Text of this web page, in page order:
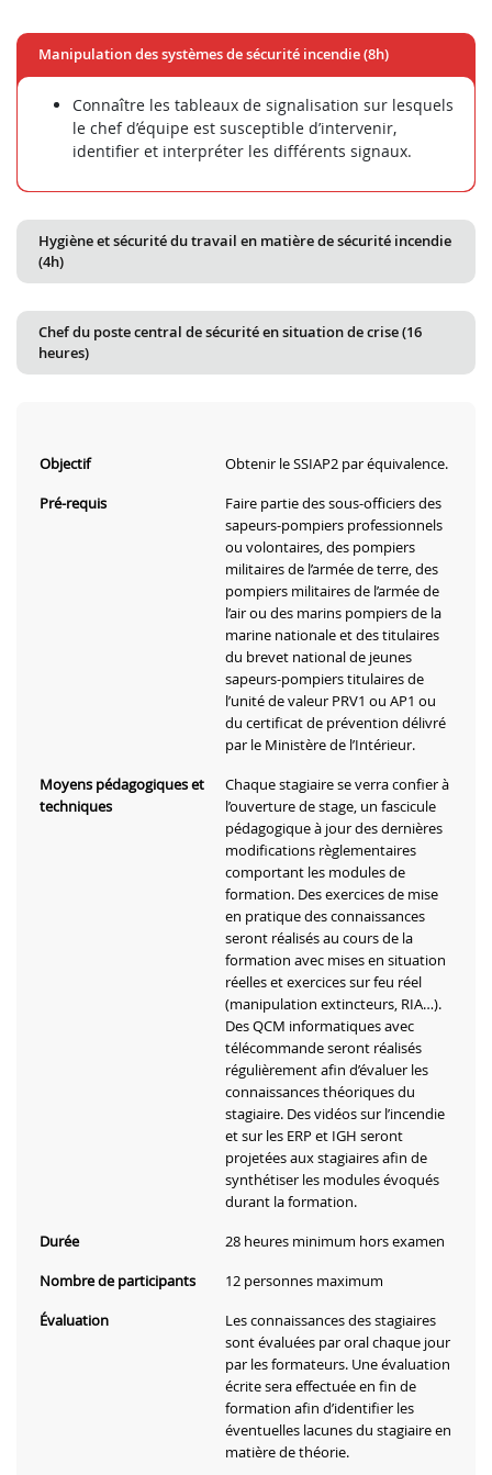
Manipulation des systèmes de sécurité incendie (8h)
Connaître les tableaux de signalisation sur lesquels
le chef d’équipe est susceptible d’intervenir,
identifier et interpréter les différents signaux.
Hygiène et sécurité du travail en matière de sécurité incendie
(4h)
Chef du poste central de sécurité en situation de crise (16
heures)
Objectif
Obtenir le SSIAP2 par équivalence.
Pré-requis
Faire partie des sous-officiers des
sapeurs-pompiers professionnels
ou volontaires, des pompiers
militaires de l’armée de terre, des
pompiers militaires de l’armée de
l’air ou des marins pompiers de la
marine nationale et des titulaires
du brevet national de jeunes
sapeurs-pompiers titulaires de
l’unité de valeur PRV1 ou AP1 ou
du certificat de prévention délivré
par le Ministère de l’Intérieur.
Moyens pédagogiques et
techniques
Chaque stagiaire se verra confier à
l’ouverture de stage, un fascicule
pédagogique à jour des dernières
modifications règlementaires
comportant les modules de
formation. Des exercices de mise
en pratique des connaissances
seront réalisés au cours de la
formation avec mises en situation
réelles et exercices sur feu réel
(manipulation extincteurs, RIA…).
Des QCM informatiques avec
télécommande seront réalisés
régulièrement afin d’évaluer les
connaissances théoriques du
stagiaire. Des vidéos sur l’incendie
et sur les ERP et IGH seront
projetées aux stagiaires afin de
synthétiser les modules évoqués
durant la formation.
Durée
28 heures minimum hors examen
Nombre de participants
12 personnes maximum
Évaluation
Les connaissances des stagiaires
sont évaluées par oral chaque jour
par les formateurs. Une évaluation
écrite sera effectuée en fin de
formation afin d’identifier les
éventuelles lacunes du stagiaire en
matière de théorie.